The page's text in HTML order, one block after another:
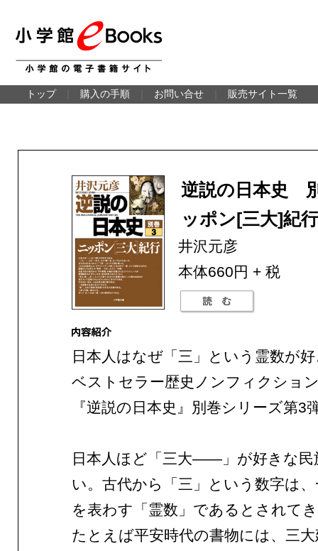
トップ 購入の手順 お問い合せ 販売サイト一覧
逆説の日本史
ッポン[三大]紀行
井沢元彦
本体660円 + 税
日本人はなぜ「三」という霊数が
ベストセラー歴史ノンフィクショ
『逆説の日本史』別巻シリーズ第3
日本人ほど「三大——」が好きな民
い。古代から「三」という数字は
を表わす「霊数」であるとされて
たとえば平安時代の書物には、三